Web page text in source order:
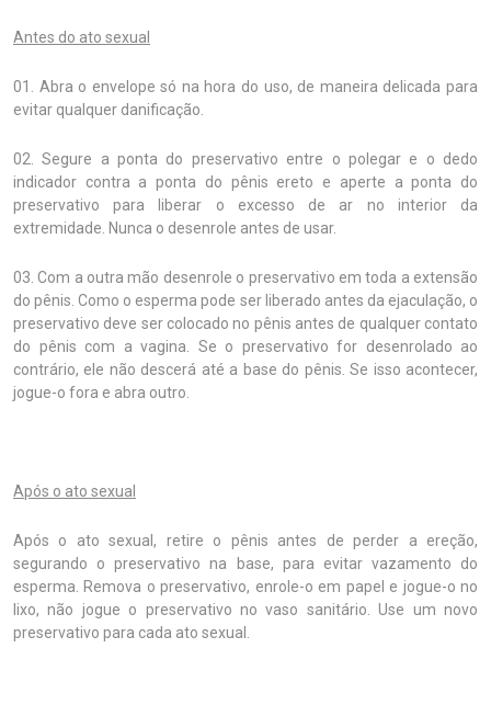
Antes do ato sexual
01. Abra o envelope só na hora do uso, de maneira delicada para
evitar qualquer danificação.
02. Segure a ponta do preservativo entre o polegar e o dedo
indicador contra a ponta do pênis ereto e aperte a ponta do
preservativo para liberar o excesso de ar no interior da
extremidade. Nunca o desenrole antes de usar.
03. Com a outra mão desenrole o preservativo em toda a extensão
do pênis. Como o esperma pode ser liberado antes da ejaculação, o
preservativo deve ser colocado no pênis antes de qualquer contato
do pênis com a vagina. Se o preservativo for desenrolado ao
contrário, ele não descerá até a base do pênis. Se isso acontecer,
jogue-o fora e abra outro.
Após o ato sexual
Após o ato sexual, retire o pênis antes de perder a ereção,
segurando o preservativo na base, para evitar vazamento do
esperma. Remova o preservativo, enrole-o em papel e jogue-o no
lixo, não jogue o preservativo no vaso sanitário. Use um novo
preservativo para cada ato sexual.